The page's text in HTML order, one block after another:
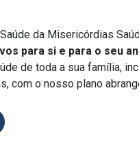
da Misericórdias
para si e para o seu
de toda a sua família,
com o nosso plano